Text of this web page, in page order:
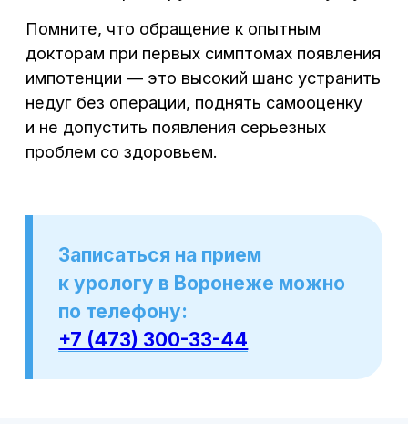
сайте, носят информационный характер
и предназначены для образовательных
целей. Посетители сайта не должны
использовать их в качестве
медицинских рекомендаций или
лицам
Лицензия клиники: Л041-01136-
36/00327806
© Создание сайта и продвижение –
© Создание авторских статей – Ксения
Вобликова, 2018–2026